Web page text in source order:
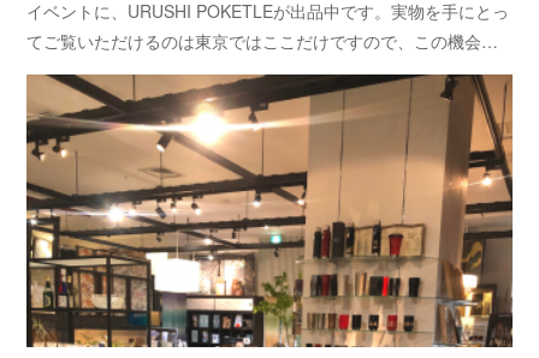
イベントに、URUSHI POKETLEが出品中です。実物を手にとっ
てご覧いただけるのは東京ではここだけですので、この機会…